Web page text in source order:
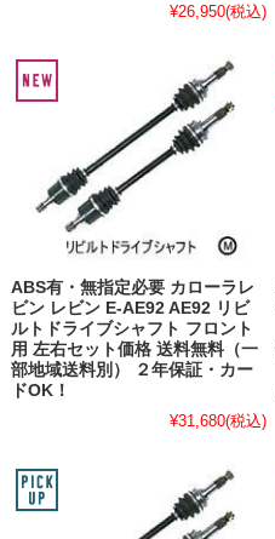
¥26,950(税込)
ABS有・無指定必要 カローラレ
ビン レビン E-AE92 AE92 リビ
ルトドライブシャフト フロント
用 左右セット価格 送料無料（一
部地域送料別） ２年保証・カー
ドOK！
¥31,680(税込)